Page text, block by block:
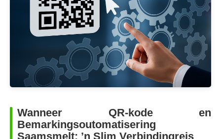
Wanneer QR-kode en
Bemarkingsoutomatisering
Saamsmelt: ’n Slim Verbindingreis